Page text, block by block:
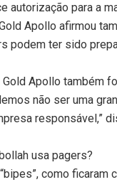
autorização para a
Apollo afirmou
podem ter sido
Gold Apollo também
não ser uma
responsável,”
usa pagers?
como ficaram